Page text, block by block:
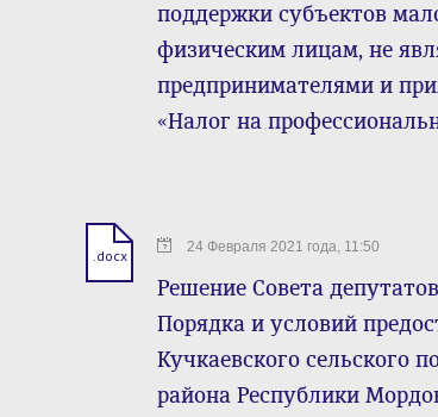
поддержки субъектов
физическим лицам, не
предпринимателями и
«Налог на
.docx 24 Февраля 2021 года, 11:50
Решение Совета
Порядка и условий
Кучкаевского сельского
района Республики